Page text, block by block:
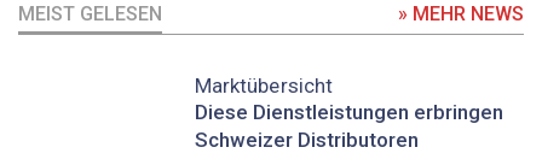
MEIST GELESEN » MEHR NEWS
Marktübersicht
Diese Dienstleistungen erbringen
Schweizer Distributoren